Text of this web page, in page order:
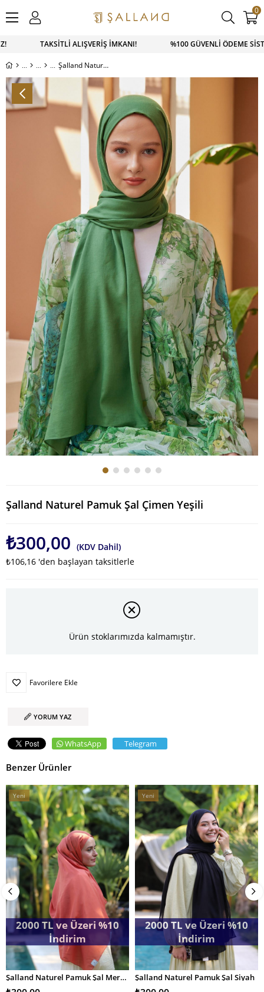
TAKSİTLİ ALIŞVERİŞ İMKANI! %100 GÜVENLİ ÖDEME
0
Şalland Naturel Pamuk Şal Çimen Yeşili
Şalland Naturel Pamuk Şal Çimen Yeşili
₺300,00 (KDV Dahil)
₺106,16 'den başlayan taksitlerle
Ürün stoklarımızda kalmamıştır.
Favorilere Ekle
YORUM YAZ
WhatsApp Telegram
Benzer Ürünler
SEPETE EKLE
Yeni
Ürün
Şalland Naturel Pamuk Şal Mercan
2000 TL ve Üzeri %10
İndirim
SEPETE EKLE
Yeni
Ürün
Şalland Naturel Pamuk Şal Siyah
2000 TL ve Üzeri %10
İndirim